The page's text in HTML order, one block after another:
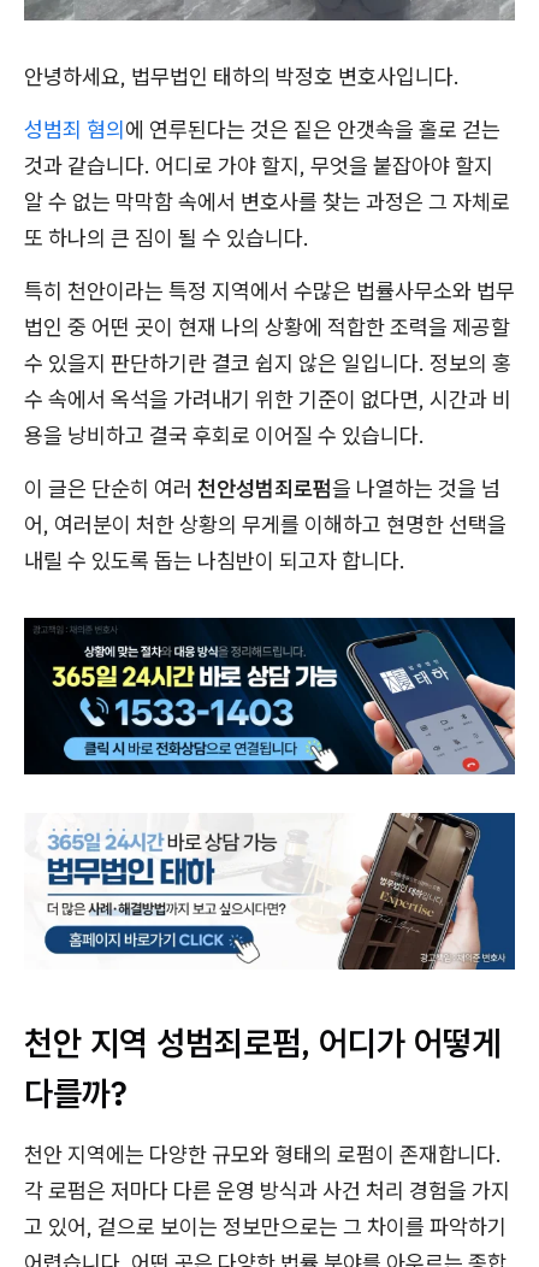
안녕하세요, 법무법인 태하의 박정호 변호사입니다.
성범죄 혐의에 연루된다는 것은 짙은 안갯속을 홀로 걷는
것과 같습니다. 어디로 가야 할지, 무엇을 붙잡아야 할지
알 수 없는 막막함 속에서 변호사를 찾는 과정은 그 자체로
또 하나의 큰 짐이 될 수 있습니다.
특히 천안이라는 특정 지역에서 수많은 법률사무소와 법무
법인 중 어떤 곳이 현재 나의 상황에 적합한 조력을 제공할
수 있을지 판단하기란 결코 쉽지 않은 일입니다. 정보의 홍
수 속에서 옥석을 가려내기 위한 기준이 없다면, 시간과 비
용을 낭비하고 결국 후회로 이어질 수 있습니다.
이 글은 단순히 여러 천안성범죄로펌을 나열하는 것을 넘
어, 여러분이 처한 상황의 무게를 이해하고 현명한 선택을
내릴 수 있도록 돕는 나침반이 되고자 합니다.
천안 지역 성범죄로펌, 어디가 어떻게
다를까?
천안 지역에는 다양한 규모와 형태의 로펌이 존재합니다.
각 로펌은 저마다 다른 운영 방식과 사건 처리 경험을 가지
고 있어, 겉으로 보이는 정보만으로는 그 차이를 파악하기